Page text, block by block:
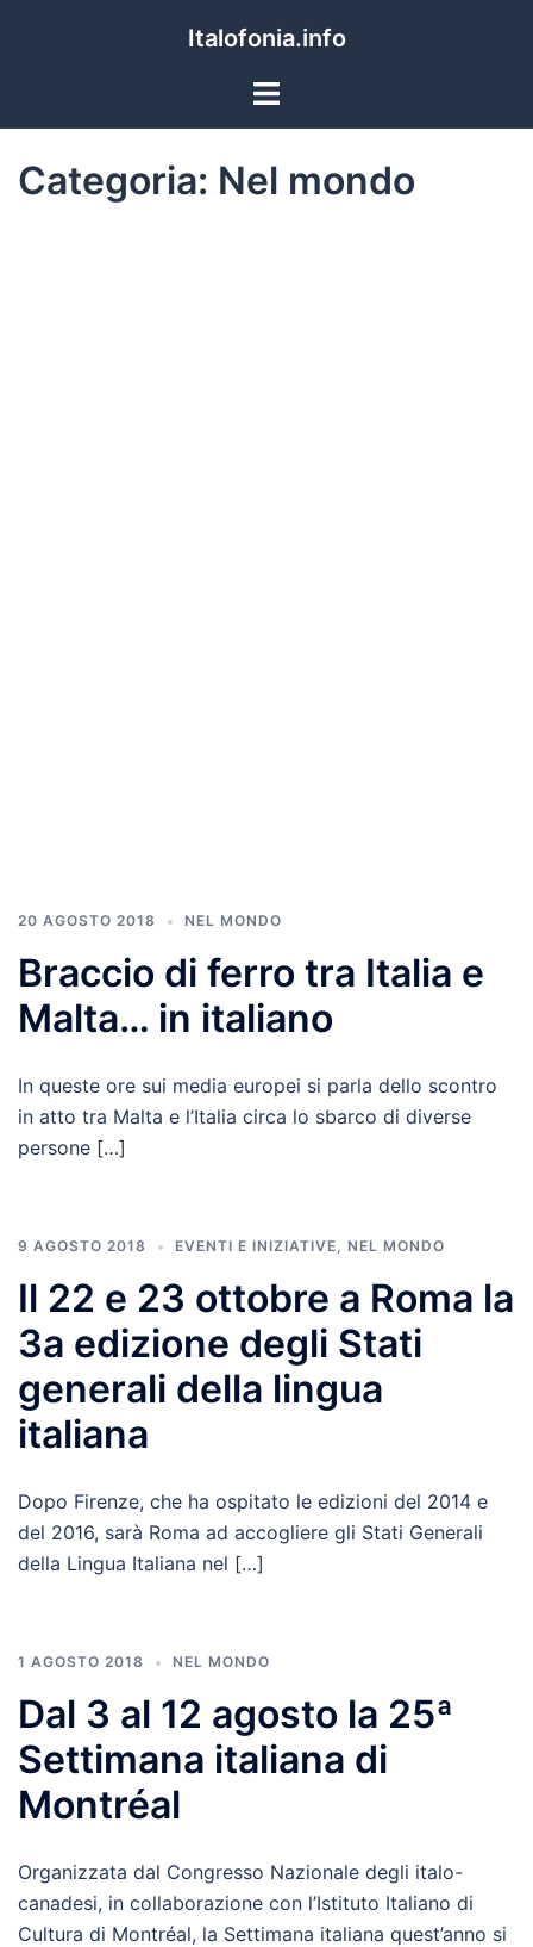
Italofonia.info
Categoria: Nel mondo
20 AGOSTO 2018 NEL MONDO
Braccio di ferro tra Italia e
Malta… in italiano
In queste ore sui media europei si parla dello scontro
in atto tra Malta e l’Italia circa lo sbarco di diverse
persone […]
9 AGOSTO 2018 EVENTI E INIZIATIVE, NEL MONDO
Il 22 e 23 ottobre a Roma la
3a edizione degli Stati
generali della lingua
italiana
Dopo Firenze, che ha ospitato le edizioni del 2014 e
del 2016, sarà Roma ad accogliere gli Stati Generali
della Lingua Italiana nel […]
1 AGOSTO 2018 NEL MONDO
Dal 3 al 12 agosto la 25ª
Settimana italiana di
Montréal
Organizzata dal Congresso Nazionale degli italo-
canadesi, in collaborazione con l’Istituto Italiano di
Cultura di Montréal, la Settimana italiana quest’anno si